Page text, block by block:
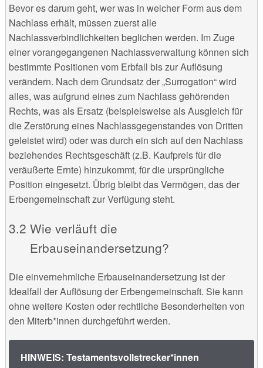
Bevor es darum geht, wer was in welcher Form aus dem
Nachlass erhält, müssen zuerst alle
Nachlassverbindlichkeiten beglichen werden. Im Zuge
einer vorangegangenen Nachlassverwaltung können sich
bestimmte Positionen vom Erbfall bis zur Auflösung
verändern. Nach dem Grundsatz der „Surrogation“ wird
alles, was aufgrund eines zum Nachlass gehörenden
Rechts, was als Ersatz (beispielsweise als Ausgleich für
die Zerstörung eines Nachlassgegenstandes von Dritten
geleistet wird) oder was durch ein sich auf den Nachlass
beziehendes Rechtsgeschäft (z.B. Kaufpreis für die
veräußerte Ernte) hinzukommt, für die ursprüngliche
Position eingesetzt. Übrig bleibt das Vermögen, das der
Erbengemeinschaft zur Verfügung steht.
Wie verläuft die
Erbauseinandersetzung?
Die einvernehmliche Erbauseinandersetzung ist der
Idealfall der Auflösung der Erbengemeinschaft. Sie kann
ohne weitere Kosten oder rechtliche Besonderheiten von
den Miterb*innen durchgeführt werden.
HINWEIS: Testamentsvollstrecker*innen